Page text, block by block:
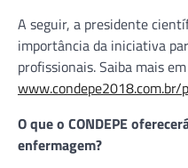
A seguir, a presidente
importância da iniciativa
profissionais. Saiba mais em
www.condepe2018.com.br/
O que o CONDEPE
enfermagem?